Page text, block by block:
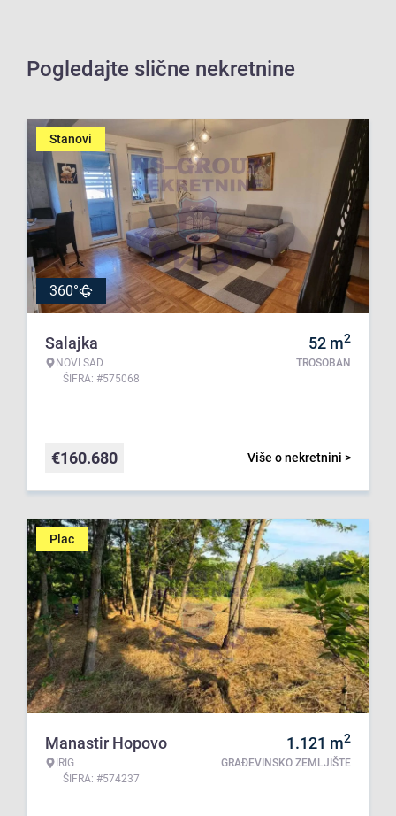
Pogledajte slične nekretnine
Stanovi
360°
Salajka
NOVI SAD
ŠIFRA: #575068
52 m2
TROSOBAN
Više o nekretnini >
€160.680
Plac
Manastir Hopovo
IRIG
ŠIFRA: #574237
1.121 m2
GRAĐEVINSKO ZEMLJIŠTE